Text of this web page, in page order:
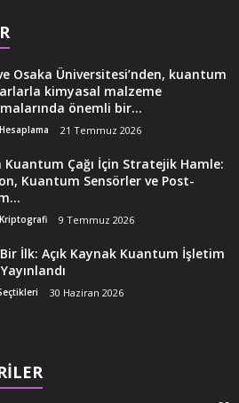
Osaka Üniversitesi’nden, kuantum
kimyasal malzeme
önemli bir...
21 Temmuz 2026
Kuantum Çağı İçin Stratejik Hamle:
Kuantum Sensörler ve Post-
9 Temmuz 2026
Bir İlk: Açık Kaynak Kuantum İşletim
30 Haziran 2026